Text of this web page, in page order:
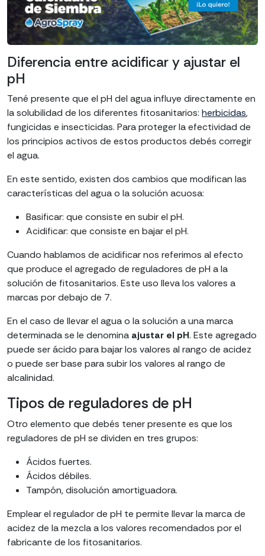
Diferencia entre acidificar y ajustar el
pH
Tené presente que el pH del agua influye directamente en
la solubilidad de los diferentes fitosanitarios: herbicidas,
fungicidas e insecticidas. Para proteger la efectividad de
los principios activos de estos productos debés corregir
el agua.
En este sentido, existen dos cambios que modifican las
características del agua o la solución acuosa:
Basificar: que consiste en subir el pH.
Acidificar: que consiste en bajar el pH.
Cuando hablamos de acidificar nos referimos al efecto
que produce el agregado de reguladores de pH a la
solución de fitosanitarios. Este uso lleva los valores a
marcas por debajo de 7.
En el caso de llevar el agua o la solución a una marca
determinada se le denomina ajustar el pH. Este agregado
puede ser ácido para bajar los valores al rango de acidez
o puede ser base para subir los valores al rango de
alcalinidad.
Tipos de reguladores de pH
Otro elemento que debés tener presente es que los
reguladores de pH se dividen en tres grupos:
Ácidos fuertes.
Ácidos débiles.
Tampón, disolución amortiguadora.
Emplear el regulador de pH te permite llevar la marca de
acidez de la mezcla a los valores recomendados por el
fabricante de los fitosanitarios.